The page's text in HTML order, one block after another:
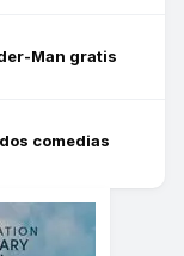
Man gratis
comedias